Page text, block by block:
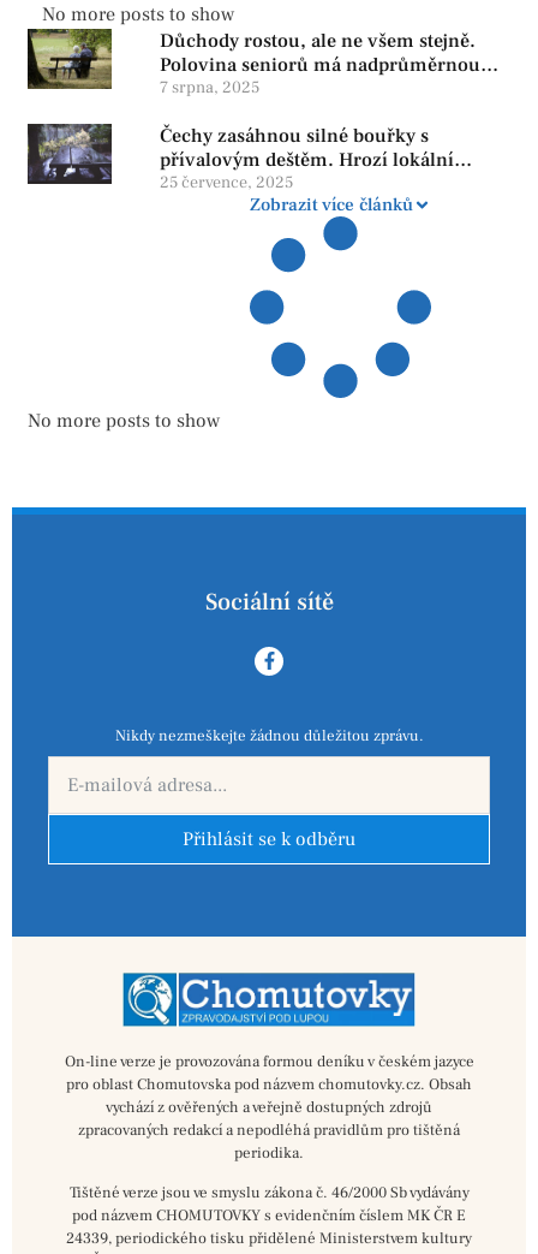
No more posts to show
Důchody rostou, ale ne všem stejně.
Polovina seniorů má nadprůměrnou
penzi, tisíce však žijí pod hranicí
reformy
7 srpna, 2025
Čechy zasáhnou silné bouřky s
přívalovým deštěm. Hrozí lokální
zatopení
25 července, 2025
Zobrazit více článků
No more posts to show
Sociální sítě
Nikdy nezmeškejte žádnou důležitou zprávu.
Přihlásit se k odběru
On-line verze je provozována formou deníku v českém jazyce
pro oblast Chomutovska pod názvem chomutovky.cz. Obsah
vychází z ověřených a veřejně dostupných zdrojů
zpracovaných redakcí a nepodléhá pravidlům pro tištěná
periodika.
Tištěné verze jsou ve smyslu zákona č. 46/2000 Sb vydávány
pod názvem CHOMUTOVKY s evidenčním číslem MK ČR E
24339, periodického tisku přidělené Ministerstvem kultury